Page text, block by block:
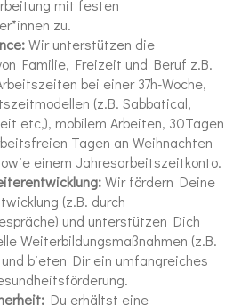
mit festen
zu.
Wir unterstützen die
Familie, Freizeit und Beruf z.B.
bei einer 37h-Woche,
(z.B. Sabbatical,
etc,), mobilem Arbeiten, 30Tagen
Tagen an Weihnachten
einem Jahresarbeitszeitkonto.
Wir fördern Deine
(z.B. durch
und unterstützen Dich
Weiterbildungsmaßnahmen (z.B.
bieten Dir ein umfangreiches
Du erhältst eine